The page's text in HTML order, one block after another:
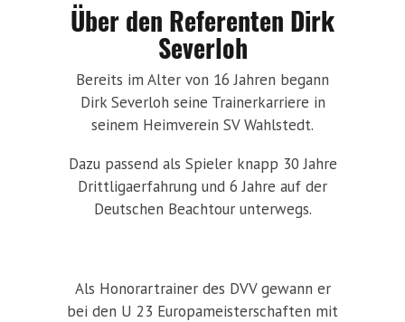
Über den Referenten Dirk
Severloh
Bereits im Alter von 16 Jahren begann
Dirk Severloh seine Trainerkarriere in
seinem Heimverein SV Wahlstedt.
Dazu passend als Spieler knapp 30 Jahre
Drittligaerfahrung und 6 Jahre auf der
Deutschen Beachtour unterwegs.
Als Honorartrainer des DVV gewann er
bei den U 23 Europameisterschaften mit